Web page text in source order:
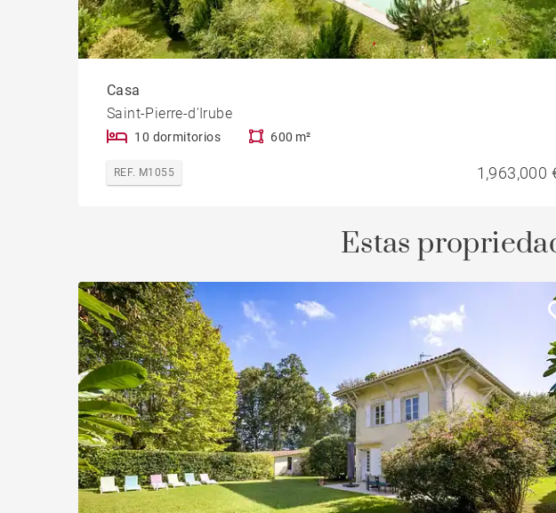
Casa
Saint-Pierre-d'Irube
10 dormitorios 600 m²
REF. M1055 1,963,000
Estas